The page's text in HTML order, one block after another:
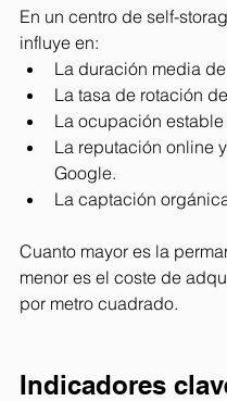
En un centro de self-
influye en:
La duración media
La tasa de rotación
La ocupación
La reputación online
Google.
La captación
Cuanto mayor es la
menor es el coste de
por metro cuadrado.
Indicadores